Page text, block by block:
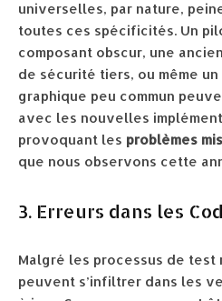
universelles, par nature,
toutes ces spécificités. Un
composant obscur, une
de sécurité tiers, ou même
graphique peu commun
avec les nouvelles
provoquant les problèmes
que nous observons cette
3. Erreurs dans les
Malgré les processus de test
peuvent s’infiltrer dans les